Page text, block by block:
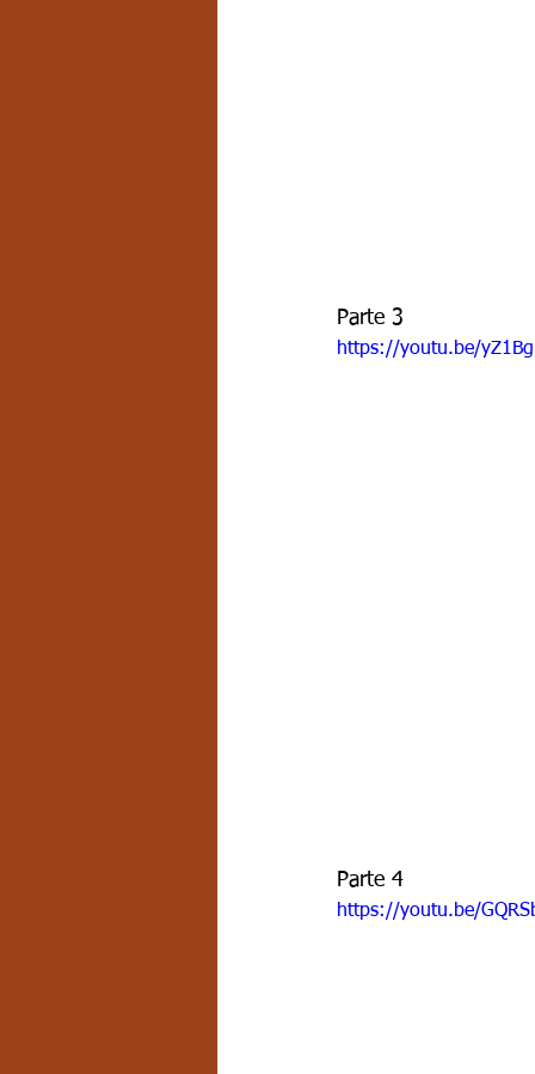
Parte 3
https://youtu.be/
Parte 4
https://youtu.be/